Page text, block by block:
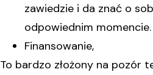
zawiedzie i da znać o
odpowiednim momencie.
Finansowanie,
To bardzo złożony na pozór